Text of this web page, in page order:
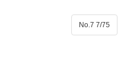
No.7 7/75